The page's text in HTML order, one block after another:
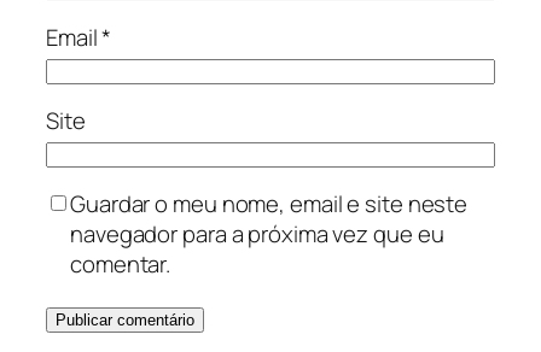
Email*
Site
Guardar o meu nome, email e site neste
navegador para a próxima vez que eu
comentar.